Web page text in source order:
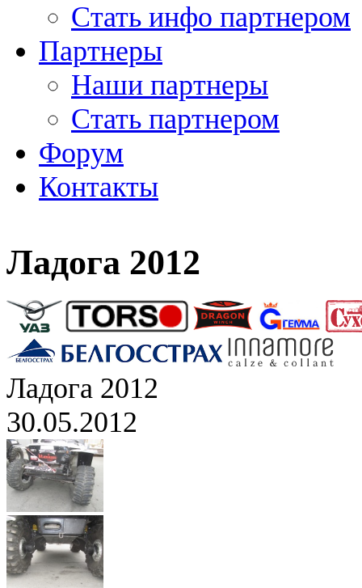
Стать инфо партнером
Партнеры
Наши партнеры
Стать партнером
Форум
Контакты
Ладога 2012
Ладога 2012
30.05.2012